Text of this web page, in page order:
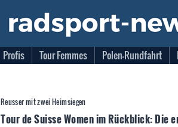
Profis Tour Femmes Polen-Rundfahrt
Reusser mit zwei Heimsiegen
Tour de Suisse Women im Rückblick: Die